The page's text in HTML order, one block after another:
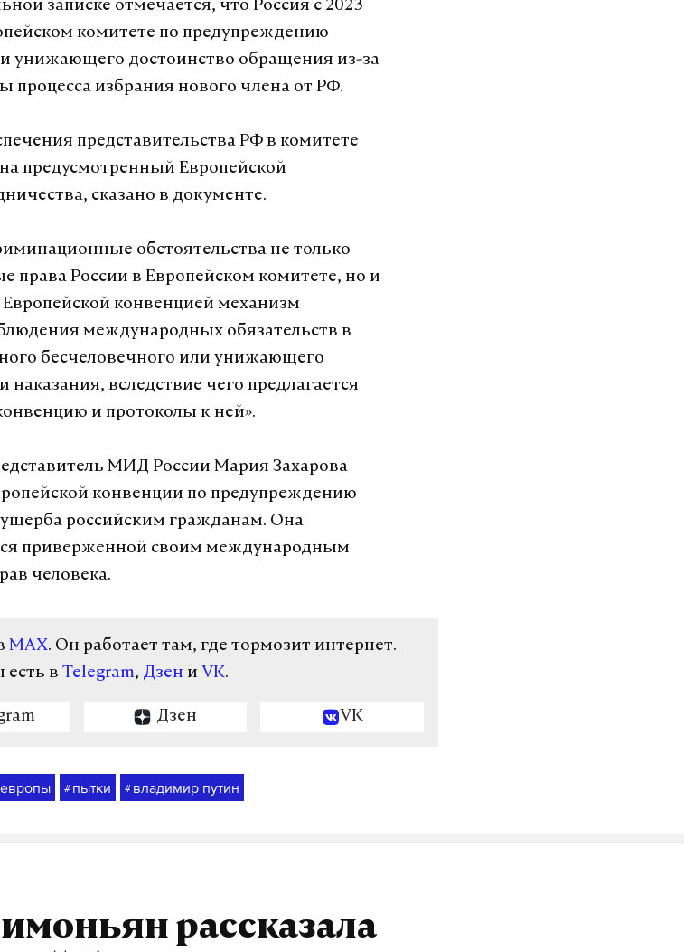
записке отмечается, что Россия с 2023
комитете по предупреждению
унижающего достоинство обращения из-за
процесса избрания нового члена от РФ.
представительства РФ в комитете
предусмотренный Европейской
сказано в документе.
обстоятельства не только
права России в Европейском комитете, но и
конвенцией механизм
международных обязательств в
бесчеловечного или унижающего
вследствие чего предлагается
и протоколы к ней».
МИД России Мария Захарова
конвенции по предупреждению
российским гражданам. Она
приверженной своим международным
человека.
MAX. Он работает там, где тормозит интернет.
в Telegram, Дзен и VK.
Дзен VK
# пытки # владимир путин
рассказала